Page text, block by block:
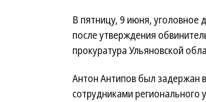
В пятницу, 9 июня, уголовное
после утверждения
прокуратура Ульяновской
Антон Антипов был задержан
сотрудниками регионального